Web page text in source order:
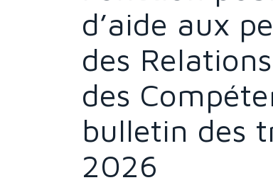
d’aide aux
des
des
bulletin des
2026